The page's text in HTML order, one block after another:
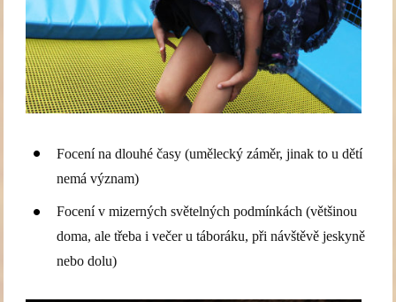
Focení na dlouhé časy (umělecký záměr, jinak to u dětí
nemá význam)
Focení v mizerných světelných podmínkách (většinou
doma, ale třeba i večer u táboráku, při návštěvě jeskyně
nebo dolu)